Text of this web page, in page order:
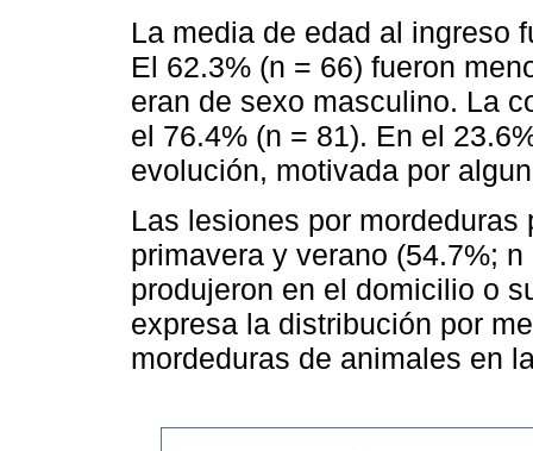
La media de edad al ingreso
El 62.3% (n = 66) fueron
eran de sexo masculino. La
el 76.4% (n = 81). En el
evolución, motivada por
Las lesiones por
primavera y verano (54.7%;
produjeron en el domicilio o
expresa la distribución por
mordeduras de animales en